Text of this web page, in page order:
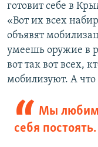
готовит себе в
«Вот их всех
объявят
умеешь оружие в
вот так вот всех,
мобилизуют. А что
Мы любим
себя